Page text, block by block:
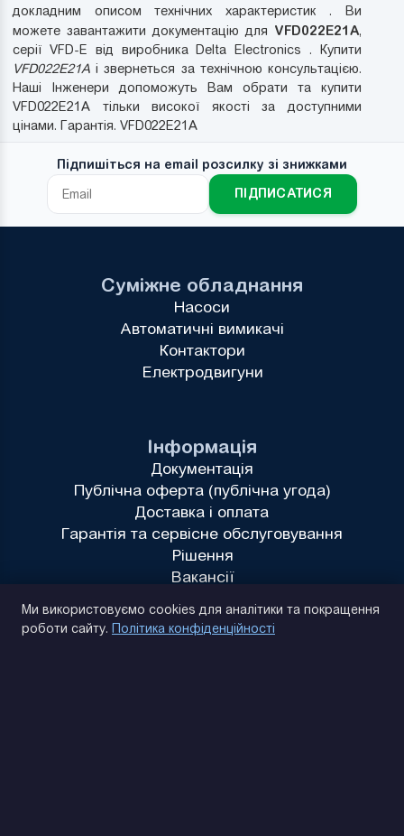
докладним описом технічних характеристик . Ви
можете завантажити документацію для VFD022E21A,
серії VFD-E від виробника Delta Electronics . Купити
VFD022E21Aі звернеться за технічною консультацією.
Наші Інженери допоможуть Вам обрати та купити
VFD022E21A тільки високої якості за доступними
цінами. Гарантія. VFD022E21A
Підпишіться на email розсилку зі знижками
ПІДПИСАТИСЯ
Інформація
Документація
Публічна оферта (публічна угода)
Доставка і оплата
Гарантія та сервісне обслуговування
Рішення
Вакансії
Суміжне обладнання
Насоси
Автоматичні вимикачі
Контактори
Електродвигуни
Ми використовуємо cookies для аналітики та покращення
роботи сайту. Політика конфіденційності